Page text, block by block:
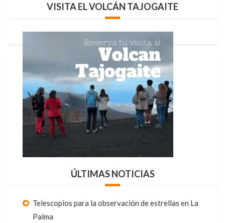
VISITA EL VOLCÁN TAJOGAITE
ÚLTIMAS NOTICIAS
Telescopios para la observación de estrellas en La
Palma